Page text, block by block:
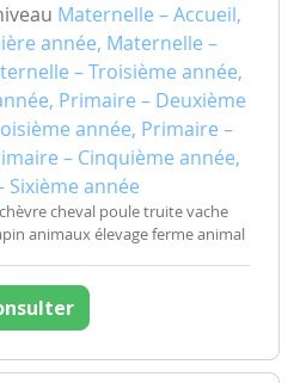
Maternelle – Accueil,
année, Maternelle –
– Troisième année,
Primaire – Deuxième
année, Primaire –
– Cinquième année,
Sixième année
cheval poule truite vache
animaux élevage ferme animal